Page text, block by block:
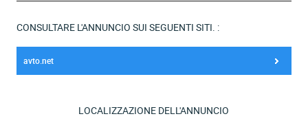
CONSULTARE L'ANNUNCIO SUI SEGUENTI SITI. :
avto.net
LOCALIZZAZIONE DELL'ANNUNCIO